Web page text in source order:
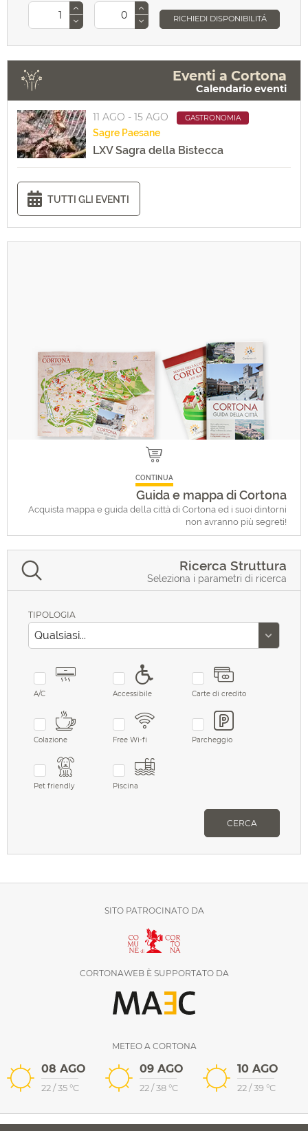
RICHIEDI DISPONIBILITÁ
Eventi a Cortona
Calendario eventi
11 AGO - 15 AGO GASTRONOMIA
Sagre Paesane
LXV Sagra della Bistecca
TUTTI GLI EVENTI
CONTINUA
Guida e mappa di Cortona
Acquista mappa e guida della città di Cortona ed i suoi dintorni
non avranno più segreti!
Ricerca Struttura
Seleziona i parametri di ricerca
TIPOLOGIA
A/C Accessibile Carte di credito
Colazione Free Wi-fi Parcheggio
Pet friendly Piscina
CERCA
SITO PATROCINATO DA
CORTONAWEB È SUPPORTATO DA
METEO A CORTONA
08 AGO
22/35°C
09 AGO
22/38°C
10 AGO
22/39 °C